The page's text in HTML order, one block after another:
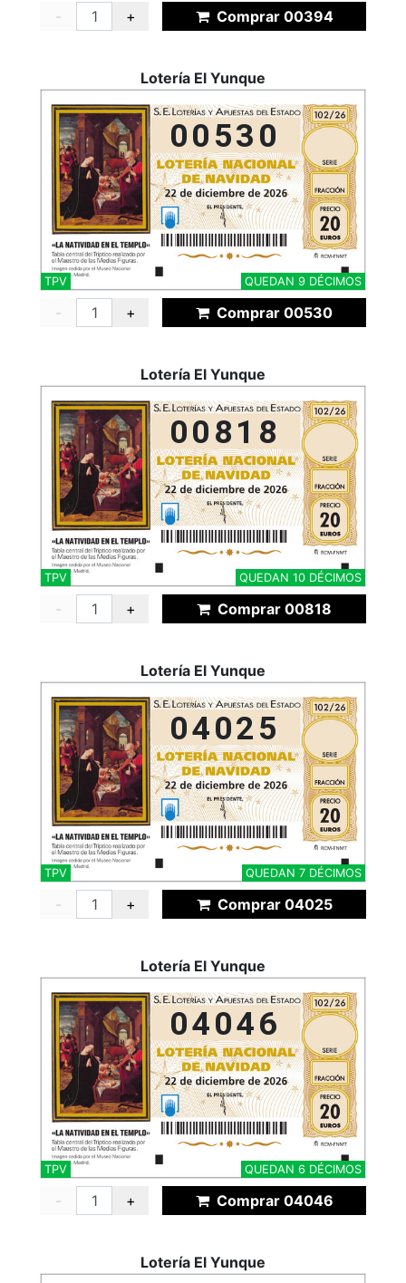
- + Comprar 00394
Lotería El Yunque
00530
QUEDAN 9 DÉCIMOS
TPV
- + Comprar 00530
Lotería El Yunque
00818
QUEDAN 10 DÉCIMOS
TPV
- + Comprar 00818
Lotería El Yunque
04025
QUEDAN 7 DÉCIMOS
TPV
- + Comprar 04025
Lotería El Yunque
04046
QUEDAN 6 DÉCIMOS
TPV
- + Comprar 04046
Lotería El Yunque